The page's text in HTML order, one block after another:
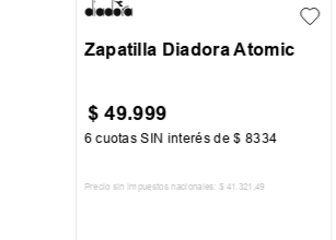
Zapatilla Diadora Atomic
$ 49.999
6 cuotas SIN interés de$ 8334
Precio sin impuestos nacionales: $ 41 .321 ,49